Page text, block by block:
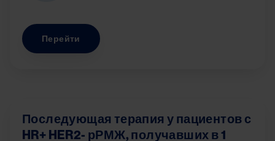
Перейти
Последующая терапия у пациентов с
HR+ HER2- рРМЖ, получавших в 1